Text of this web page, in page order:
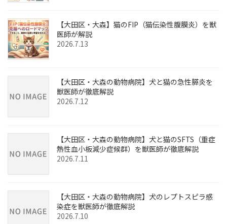
【大田区・大森】猫のFIP（猫伝染性腹膜炎）を獣
医師が解説
2026.7.13
【大田区・大森の動物病院】犬と猫の急性膵炎を
獣医師が徹底解説
2026.7.12
【大田区・大森の動物病院】犬と猫のSFTS（重症
熱性血小板減少症候群）を獣医師が徹底解説
2026.7.11
【大田区・大森の動物病院】犬のレプトスピラ感
染症を獣医師が徹底解説
2026.7.10